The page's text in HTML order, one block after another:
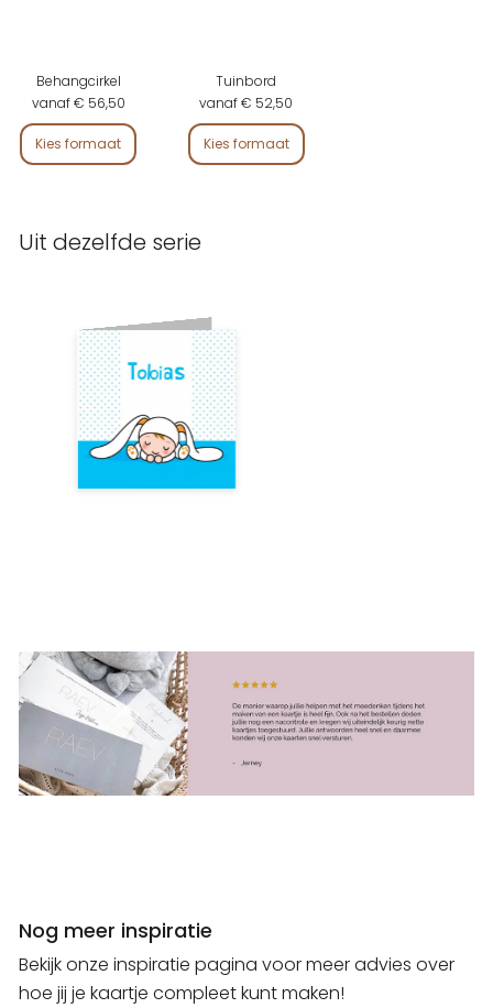
Behangcirkel
vanaf € 56,50
Kies formaat
Tuinbord
vanaf € 52,50
Kies formaat
Uit dezelfde serie
Nog meer inspiratie
Bekijk onze inspiratie pagina voor meer advies over
hoe jij je kaartje compleet kunt maken!